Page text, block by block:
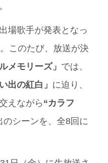
場歌手が発表となっ
。このたび、放送が決
メモリーズ」 では、
出の紅白」 に迫り、
えながら “カラフ
シーンを、全8回に